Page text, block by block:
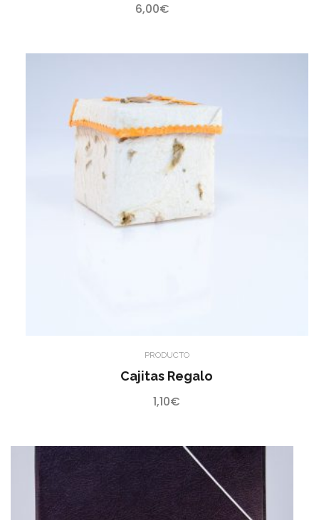
6,00€
PRODUCTO
Cajitas Regalo
1,10€